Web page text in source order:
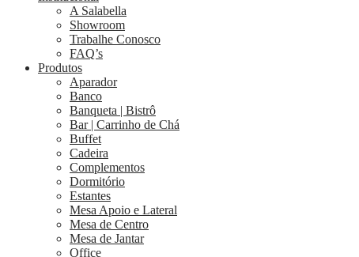
A Salabella
Showroom
Trabalhe Conosco
FAQ’s
Produtos
Aparador
Banco
Banqueta | Bistrô
Bar | Carrinho de Chá
Buffet
Cadeira
Complementos
Dormitório
Estantes
Mesa Apoio e Lateral
Mesa de Centro
Mesa de Jantar
Office